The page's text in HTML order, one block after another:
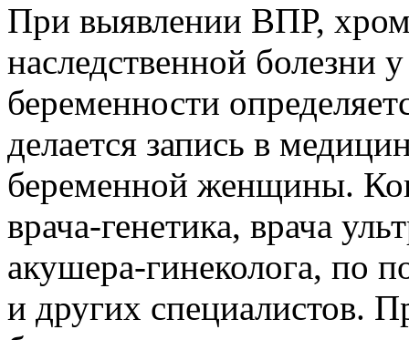
При выявлении ВПР,
наследственной болезни
беременности
делается запись в
беременной женщины.
врача-генетика, врача
акушера-гинеколога, по
и других специалистов.